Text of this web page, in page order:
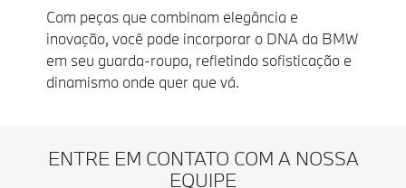
Com peças que combinam elegância e
inovação, você pode incorporar o DNA da BMW
em seu guarda-roupa, refletindo sofisticação e
dinamismo onde quer que vá.
ENTRE EM CONTATO COM A NOSSA
EQUIPE